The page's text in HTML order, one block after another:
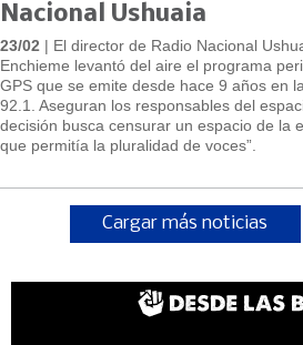
Nacional Ushuaia
23/02 | El director de Radio Nacional
Enchieme levantó del aire el programa
GPS que se emite desde hace 9 años en
92.1. Aseguran los responsables del
decisión busca censurar un espacio de la
que permitía la pluralidad de voces”.
Cargar más noticias